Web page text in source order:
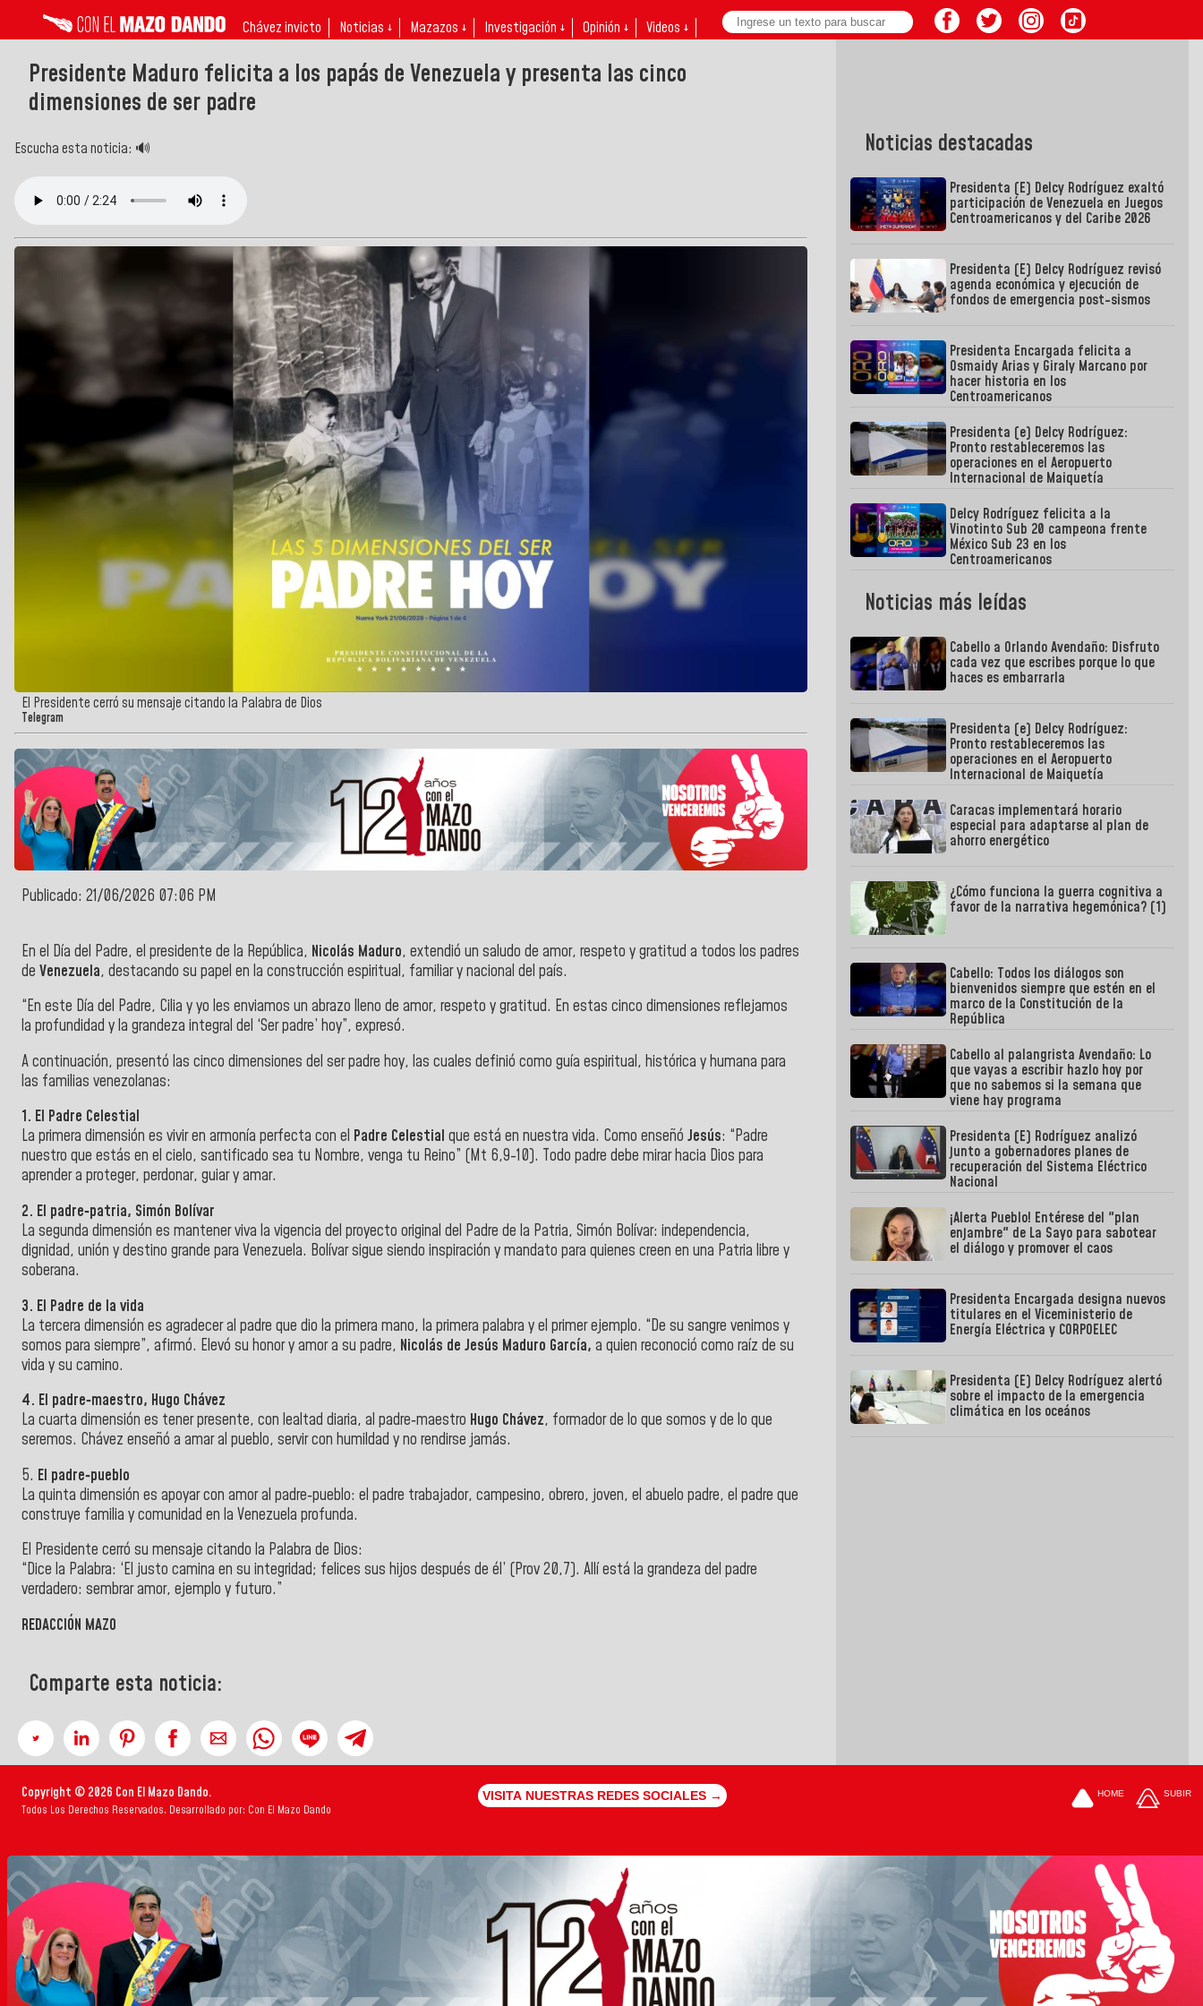
Chávez invicto Noticias ↓ Mazazos ↓ Investigación ↓ Opinión ↓ Videos ↓
Presidente Maduro felicita a los papás de Venezuela y presenta las cinco
dimensiones de ser padre
Escucha esta noticia: 🔊
El Presidente cerró su mensaje citando la Palabra de Dios
Telegram
Publicado: 21/06/2026 07:06 PM
En el Día del Padre, el presidente de la República, Nicolás Maduro, extendió un saludo de amor, respeto y gratitud a todos los padres
de Venezuela, destacando su papel en la construcción espiritual, familiar y nacional del país.
“En este Día del Padre, Cilia y yo les enviamos un abrazo lleno de amor, respeto y gratitud. En estas cinco dimensiones reflejamos
la profundidad y la grandeza integral del ‘Ser padre’ hoy”, expresó.
A continuación, presentó las cinco dimensiones del ser padre hoy, las cuales definió como guía espiritual, histórica y humana para
las familias venezolanas:
1. El Padre Celestial
La primera dimensión es vivir en armonía perfecta con el Padre Celestial que está en nuestra vida. Como enseñó Jesús: “Padre
nuestro que estás en el cielo, santificado sea tu Nombre, venga tu Reino” (Mt 6,9-10). Todo padre debe mirar hacia Dios para
aprender a proteger, perdonar, guiar y amar.
2. El padre‑patria, Simón Bolívar
La segunda dimensión es mantener viva la vigencia del proyecto original del Padre de la Patria, Simón Bolívar: independencia,
dignidad, unión y destino grande para Venezuela. Bolívar sigue siendo inspiración y mandato para quienes creen en una Patria libre y
soberana.
3. El Padre de la vida
La tercera dimensión es agradecer al padre que dio la primera mano, la primera palabra y el primer ejemplo. “De su sangre venimos y
somos para siempre”, afirmó. Elevó su honor y amor a su padre, Nicolás de Jesús Maduro García, a quien reconoció como raíz de su
vida y su camino.
4. El padre‑maestro, Hugo Chávez
La cuarta dimensión es tener presente, con lealtad diaria, al padre‑maestro Hugo Chávez, formador de lo que somos y de lo que
seremos. Chávez enseñó a amar al pueblo, servir con humildad y no rendirse jamás.
5. El padre‑pueblo
La quinta dimensión es apoyar con amor al padre‑pueblo: el padre trabajador, campesino, obrero, joven, el abuelo padre, el padre que
construye familia y comunidad en la Venezuela profunda.
El Presidente cerró su mensaje citando la Palabra de Dios:
“Dice la Palabra: ‘El justo camina en su integridad; felices sus hijos después de él’ (Prov 20,7). Allí está la grandeza del padre
verdadero: sembrar amor, ejemplo y futuro.”
REDACCIÓN MAZO
Comparte esta noticia:
Noticias destacadas
Presidenta (E) Delcy Rodríguez exaltó
participación de Venezuela en Juegos
Centroamericanos y del Caribe 2026
Presidenta (E) Delcy Rodríguez revisó
agenda económica y ejecución de
fondos de emergencia post-sismos
Presidenta Encargada felicita a
Osmaidy Arias y Giraly Marcano por
hacer historia en los
Centroamericanos
Presidenta (e) Delcy Rodríguez:
Pronto restableceremos las
operaciones en el Aeropuerto
Internacional de Maiquetía
Delcy Rodríguez felicita a la
Vinotinto Sub 20 campeona frente
México Sub 23 en los
Centroamericanos
Noticias más leídas
Cabello a Orlando Avendaño: Disfruto
cada vez que escribes porque lo que
haces es embarrarla
Presidenta (e) Delcy Rodríguez:
Pronto restableceremos las
operaciones en el Aeropuerto
Internacional de Maiquetía
Caracas implementará horario
especial para adaptarse al plan de
ahorro energético
¿Cómo funciona la guerra cognitiva a
favor de la narrativa hegemónica? (1)
Cabello: Todos los diálogos son
bienvenidos siempre que estén en el
marco de la Constitución de la
República
Cabello al palangrista Avendaño: Lo
que vayas a escribir hazlo hoy por
que no sabemos si la semana que
viene hay programa
Presidenta (E) Rodríguez analizó
junto a gobernadores planes de
recuperación del Sistema Eléctrico
Nacional
¡Alerta Pueblo! Entérese del "plan
enjambre" de La Sayo para sabotear
el diálogo y promover el caos
Presidenta Encargada designa nuevos
titulares en el Viceministerio de
Energía Eléctrica y CORPOELEC
Presidenta (E) Delcy Rodríguez alertó
sobre el impacto de la emergencia
climática en los oceános
Copyright © 2026 Con El Mazo Dando.
Todos Los Derechos Reservados. Desarrollado por: Con El Mazo Dando
VISITA NUESTRAS REDES SOCIALES → HOME SUBIR